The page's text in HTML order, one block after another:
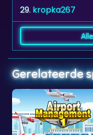
Gerelateerde